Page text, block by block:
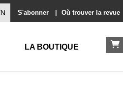
S'abonner Où trouver la revue
LA BOUTIQUE